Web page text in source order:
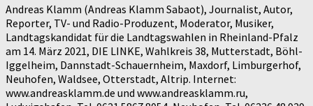
Andreas Klamm (Andreas Klamm Sabaot), Journalist, Autor,
Reporter, TV- und Radio-Produzent, Moderator, Musiker,
Landtagskandidat für die Landtagswahlen in Rheinland-Pfalz
am 14. März 2021, DIE LINKE, Wahlkreis 38, Mutterstadt, Böhl-
Iggelheim, Dannstadt-Schauernheim, Maxdorf, Limburgerhof,
Neuhofen, Waldsee, Otterstadt, Altrip. Internet:
www.andreasklamm.de und www.andreasklamm.ru,